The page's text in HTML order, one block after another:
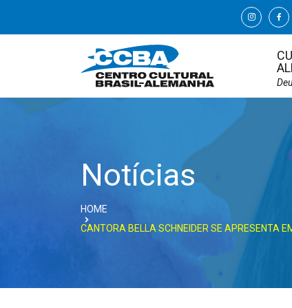
Notícias
HOME
CANTORA BELLA SCHNEIDER SE APRESENTA